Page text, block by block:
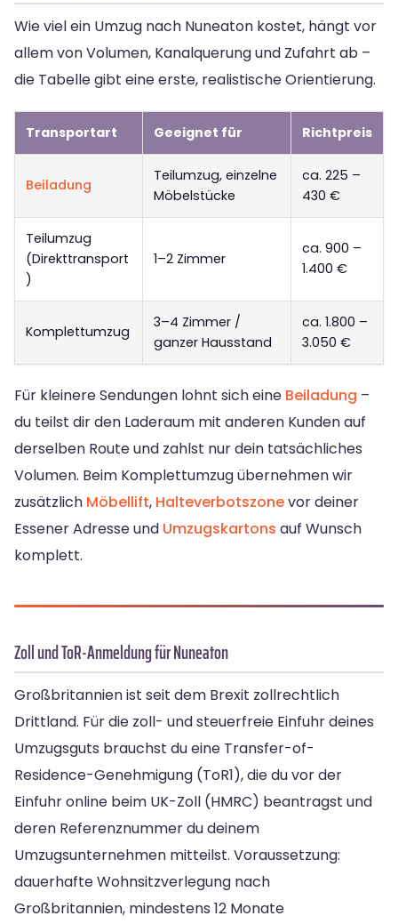
Wie viel ein Umzug nach Nuneaton kostet, hängt vor
allem von Volumen, Kanalquerung und Zufahrt ab –
die Tabelle gibt eine erste, realistische Orientierung.
Transportart Geeignet für Richtpreis
Beiladung
Teilumzug, einzelne
Möbelstücke
ca. 225 –
430 €
Teilumzug
(Direkttransport
)
1–2 Zimmer
ca. 900 –
1.400 €
Komplettumzug
3–4 Zimmer /
ganzer Hausstand
ca. 1.800 –
3.050 €
Für kleinere Sendungen lohnt sich eine Beiladung –
du teilst dir den Laderaum mit anderen Kunden auf
derselben Route und zahlst nur dein tatsächliches
Volumen. Beim Komplettumzug übernehmen wir
zusätzlich Möbellift, Halteverbotszonevor deiner
Essener Adresse und Umzugskartons auf Wunsch
komplett.
Zoll und ToR-Anmeldung für Nuneaton
Großbritannien ist seit dem Brexit zollrechtlich
Drittland. Für die zoll- und steuerfreie Einfuhr deines
Umzugsguts brauchst du eine Transfer-of-
Residence-Genehmigung (ToR1), die du vor der
Einfuhr online beim UK-Zoll (HMRC) beantragst und
deren Referenznummer du deinem
Umzugsunternehmen mitteilst. Voraussetzung:
dauerhafte Wohnsitzverlegung nach
Großbritannien, mindestens 12 Monate